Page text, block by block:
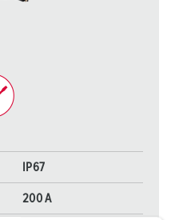
IP67
200 A